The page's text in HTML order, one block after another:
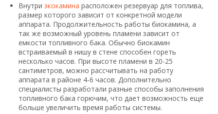
Внутри экокамина расположен резервуар для топлива,
размер которого зависит от конкретной модели
аппарата. Продолжительность работы биокамина, а
так же возможный уровень пламени зависит от
емкости топливного бака. Обычно биокамин
встраиваемый в нишу в стене способен гореть
несколько часов. При высоте пламени в 20-25
сантиметров, можно рассчитывать на работу
аппарата в районе 4-6 часов. Дополнительно
специалисты разработали разные способы заполнения
топливного бака горючим, что дает возможность еще
больше увеличить время работы системы.